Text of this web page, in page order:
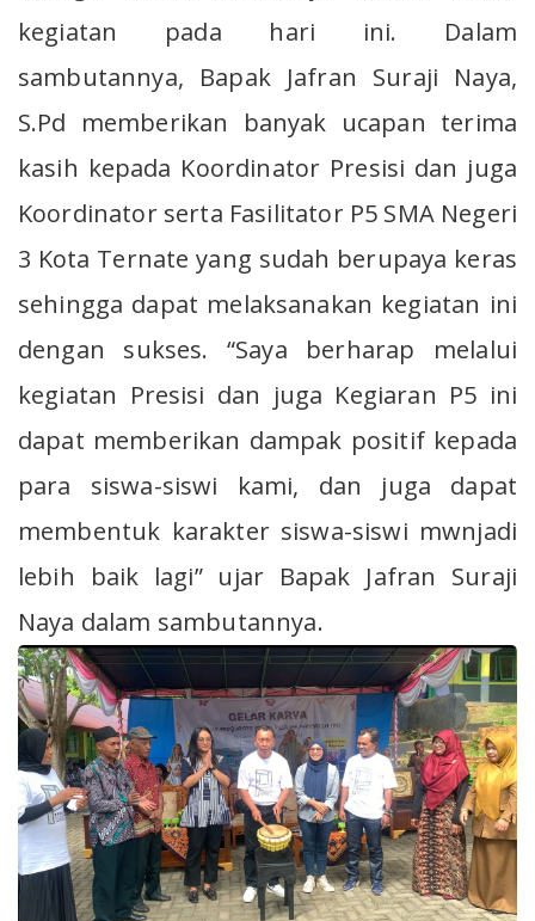
kegiatan pada hari ini. Dalam
sambutannya, Bapak Jafran Suraji Naya,
S.Pd memberikan banyak ucapan terima
kasih kepada Koordinator Presisi dan juga
Koordinator serta Fasilitator P5 SMA Negeri
3 Kota Ternate yang sudah berupaya keras
sehingga dapat melaksanakan kegiatan ini
dengan sukses. “Saya berharap melalui
kegiatan Presisi dan juga Kegiaran P5 ini
dapat memberikan dampak positif kepada
para siswa-siswi kami, dan juga dapat
membentuk karakter siswa-siswi mwnjadi
lebih baik lagi” ujar Bapak Jafran Suraji
Naya dalam sambutannya.